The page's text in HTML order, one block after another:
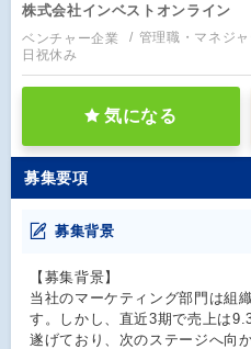
株式会社インベストオンライン
ベンチャー企業 管理職・マネジャ
日祝休み
気になる
募集要項
募集背景
【募集背景】
当社のマーケティング部門は組
す。しかし、直近3期で売上は
遂げており、次のステージへ向